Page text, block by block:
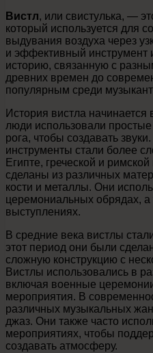
Вистл, или свистулька, —
который используется для
выдувания воздуха через
и эффективный инструмент
историю, связанную с
древних времен до
популярным среди
История вистла начинается
люди использовали
рога, чтобы создавать
инструменты стали более
Египте, греческой и
сделаны из различных
кости и металлы. Они
церемониальных обрядах,
выступлениях.
В средние века вистлы
этот период они были
сложную конструкцию с
Вистлы использовались в
включая военные
мероприятия. В
различных музыкальных
джаз. Они также часто
мероприятиях, чтобы
создавать атмосферу.